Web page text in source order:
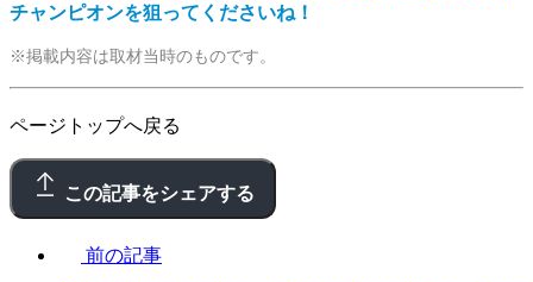
チャンピオンを狙ってくださいね！
※掲載内容は取材当時のものです。
ページトップへ戻る
この記事をシェアする
前の記事